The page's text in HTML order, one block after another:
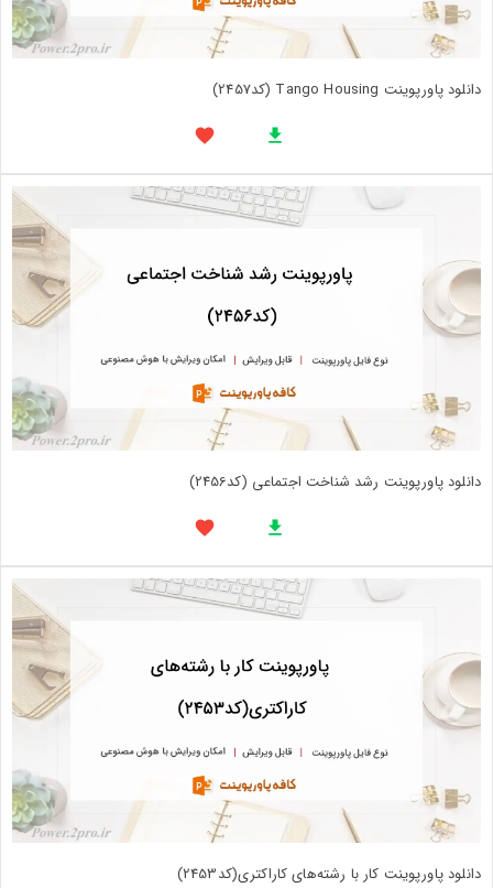
دانلود پاورپوینت Tango Housing (کد2457)
دانلود پاورپوینت رشد شناخت اجتماعی (کد2456)
دانلود پاورپوینت کار با رشته‌های کاراکتری(کد2453)